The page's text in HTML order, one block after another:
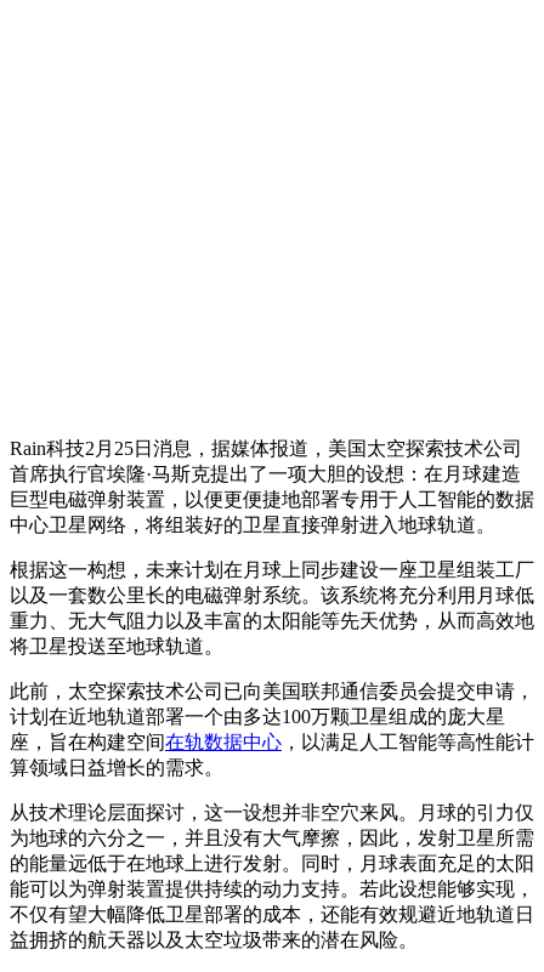
Rain科技2月25日消息，据媒体报道，美国太空探索技术公司
首席执行官埃隆·马斯克提出了一项大胆的设想：在月球建造
巨型电磁弹射装置，以便更便捷地部署专用于人工智能的数据
中心卫星网络，将组装好的卫星直接弹射进入地球轨道。
根据这一构想，未来计划在月球上同步建设一座卫星组装工厂
以及一套数公里长的电磁弹射系统。该系统将充分利用月球低
重力、无大气阻力以及丰富的太阳能等先天优势，从而高效地
将卫星投送至地球轨道。
此前，太空探索技术公司已向美国联邦通信委员会提交申请，
计划在近地轨道部署一个由多达100万颗卫星组成的庞大星
座，旨在构建空间在轨数据中心 ，以满足人工智能等高性能计
算领域日益增长的需求。
从技术理论层面探讨，这一设想并非空穴来风。月球的引力仅
为地球的六分之一，并且没有大气摩擦，因此，发射卫星所需
的能量远低于在地球上进行发射。同时，月球表面充足的太阳
能可以为弹射装置提供持续的动力支持。若此设想能够实现，
不仅有望大幅降低卫星部署的成本，还能有效规避近地轨道日
益拥挤的航天器以及太空垃圾带来的潜在风险。